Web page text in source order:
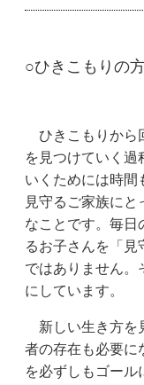
○ひきこもりの
ひきこもりから
を見つけていく過
いくためには時間
見守るご家族に
なことです。毎日
るお子さんを「見
ではありません。
にしています。
新しい生き方を
者の存在も必要に
を必ずしもゴール